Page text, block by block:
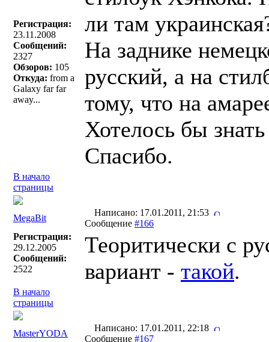
Регистрация:
23.11.2008
Сообщений:
2327
Обзоров: 105
Откуда: from a
Galaxy far far
away...
ли там
На заднике
русский, а на
тому, что на
Хотелось бы
Спасибо.
В начало
страницы
MegaBit
Написано: 17.01.2011, 21:53
Сообщение #166
Регистрация:
29.12.2005
Сообщений:
2522
Теоритически с
вариант - такой.
В начало
страницы
MasterYODA
Написано: 17.01.2011, 22:18
Сообщение #167